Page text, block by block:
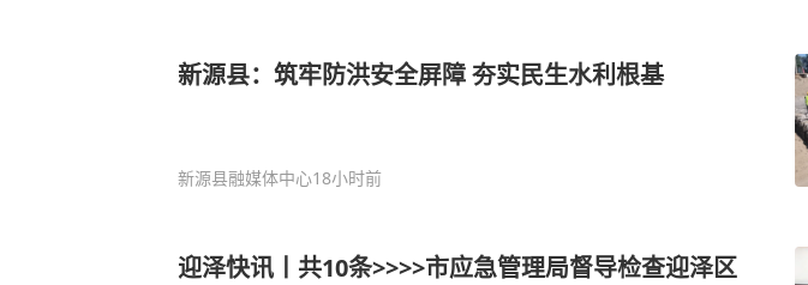
新源县：筑牢防洪安全屏障 夯实民生水利根基
新源县融媒体中心18小时前
迎泽快讯丨共10条>>>>市应急管理局督导检查迎泽区